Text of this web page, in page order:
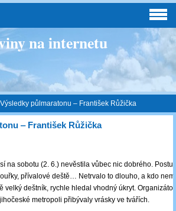
na internetu
Výsledky půlmaratonu ‒ František Růžička
‒ František Růžička
na sobotu (2. 6.) nevěstila vůbec nic dobrého.
přívalové deště… Netrvalo to dlouho, a kdo
velký deštník, rychle hledal vhodný úkryt.
metropoli přibývaly vrásky ve tvářích.